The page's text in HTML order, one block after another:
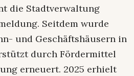
die Stadtverwaltung
Seitdem wurde
und Geschäftshäusern in
durch Fördermittel
erneuert. 2025 erhielt